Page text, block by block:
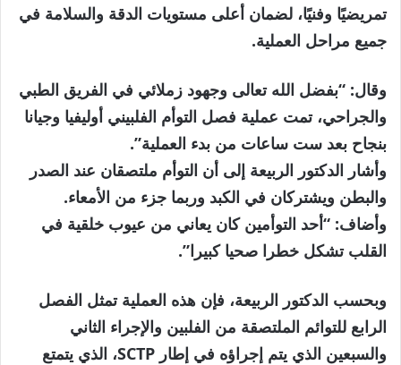
تمريضيًا وفنيًا، لضمان أعلى مستويات الدقة والسلامة في
جميع مراحل العملية.
وقال: “بفضل الله تعالى وجهود زملائي في الفريق الطبي
والجراحي، تمت عملية فصل التوأم الفلبيني أوليفيا وجيانا
بنجاح بعد ست ساعات من بدء العملية”.
وأشار الدكتور الربيعة إلى أن التوأم ملتصقان عند الصدر
والبطن ويشتركان في الكبد وربما جزء من الأمعاء.
وأضاف: “أحد التوأمين كان يعاني من عيوب خلقية في
القلب تشكل خطرا صحيا كبيرا”.
وبحسب الدكتور الربيعة، فإن هذه العملية تمثل الفصل
الرابع للتوائم الملتصقة من الفلبين والإجراء الثاني
والسبعين الذي يتم إجراؤه في إطار SCTP، الذي يتمتع